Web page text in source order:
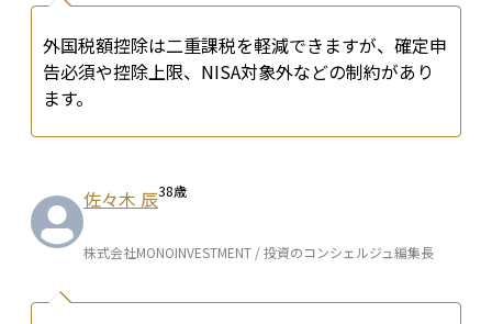
外国税額控除は二重課税を軽減できますが、確定申
告必須や控除上限、NISA対象外などの制約があり
ます。
佐々木 辰38歳
株式会社MONOINVESTMENT / 投資のコンシェルジュ編集長